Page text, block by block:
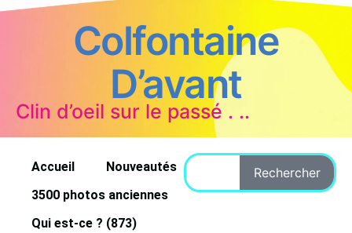
Colfontaine
D’avant
Clin d’oeil sur le passé . ..
Accueil
Nouveautés
3500 photos anciennes
Qui est-ce ? (873)
Rechercher